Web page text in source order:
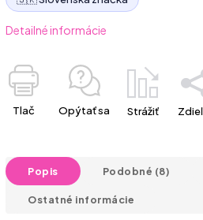
Detailné informácie
Tlač Opýtať sa Strážiť
Popis Podobné (8)
Ostatné informácie